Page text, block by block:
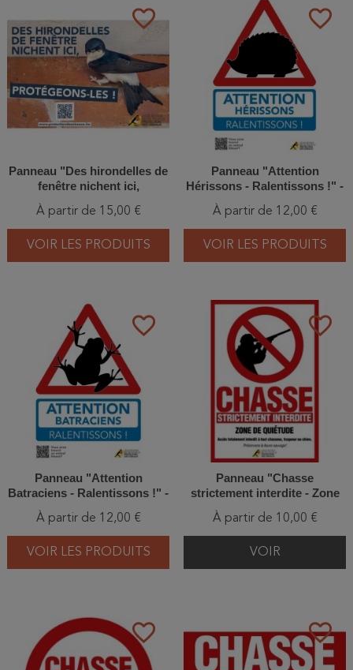
favorite_border
Panneau "Des hirondelles de
fenêtre nichent ici,
protégeons-les !"
À partir de 15,00 €
VOIR LES PRODUITS
favorite_border
Panneau "Attention
Hérissons - Ralentissons !" -
À partir de 12,00 €
VOIR LES PRODUITS
favorite_border
Panneau "Attention
Batraciens - Ralentissons !" -
À partir de 12,00 €
VOIR LES PRODUITS
favorite_border
Panneau "Chasse
strictement interdite - Zone
de quiétude" - Forex
20x30cm/30x45cm/40x60cm -
Format vertical
À partir de 10,00 €
VOIR
favorite_border favorite_border